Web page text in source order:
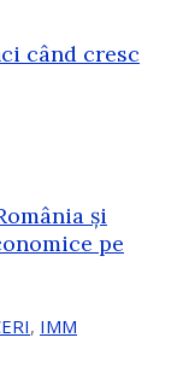
când cresc
și
pe
, IMM